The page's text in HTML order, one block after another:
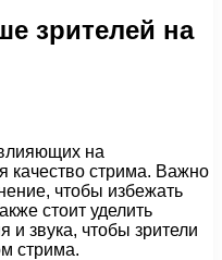
зрителей на
на
качество стрима. Важно
чтобы избежать
стоит уделить
и звука, чтобы зрители
стрима.